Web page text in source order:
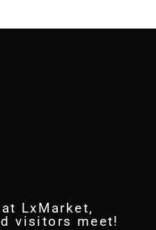
LxMarket,
visitors meet!